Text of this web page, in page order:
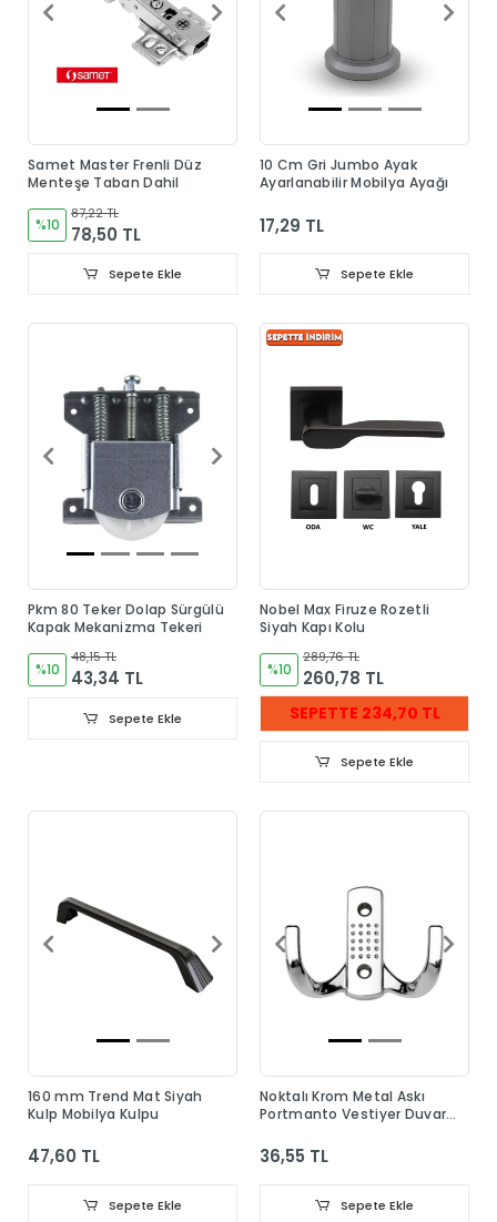
Samet Master Frenli Düz
Menteşe Taban Dahil
%10
87,22 TL
78,50 TL
Sepete Ekle
10 Cm Gri Jumbo Ayak
Ayarlanabilir Mobilya Ayağı
17,29 TL
Sepete Ekle
Pkm 80 Teker Dolap Sürgülü
Kapak Mekanizma Tekeri
%10
48,15 TL
43,34 TL
Sepete Ekle
Nobel Max Firuze Rozetli
Siyah Kapı Kolu
%10
289,76 TL
260,78 TL
SEPETTE 234,70 TL
Sepete Ekle
160 mm Trend Mat Siyah
Kulp Mobilya Kulpu
47,60 TL
Sepete Ekle
Noktalı Krom Metal Askı
Portmanto Vestiyer Duvar
36,55 TL
Sepete Ekle